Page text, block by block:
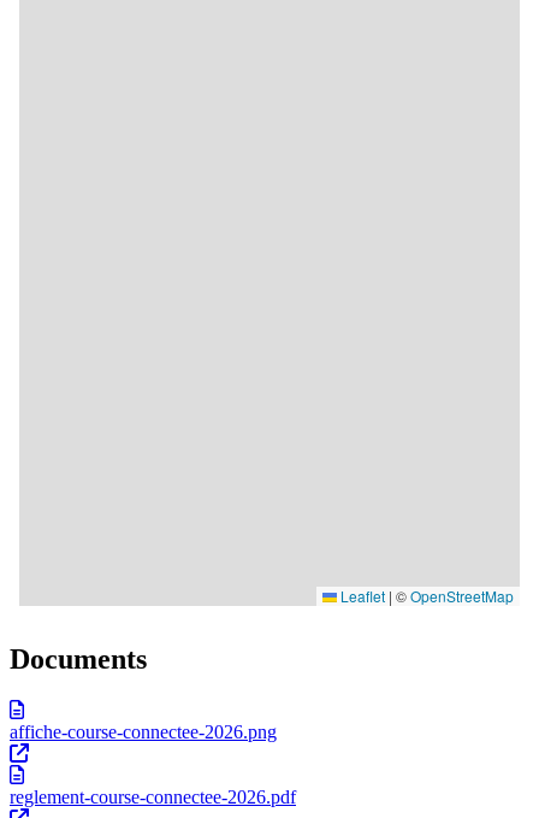
Documents
affiche-course-connectee-2026.png
reglement-course-connectee-2026.pdf